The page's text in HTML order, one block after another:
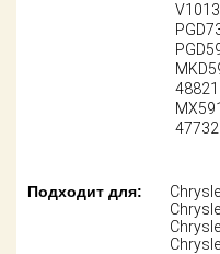
Как оформить
MX591
Подходит для: